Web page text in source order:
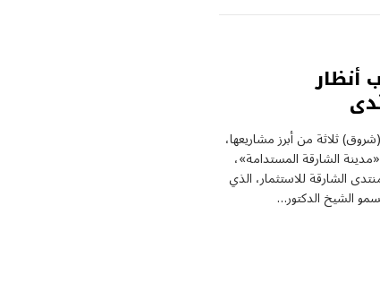
أنظار
ثلاثة من أبرز مشاريعها،
الشارقة المستدامة»،
الشارقة للاستثمار، الذي
الشيخ الدكتور…